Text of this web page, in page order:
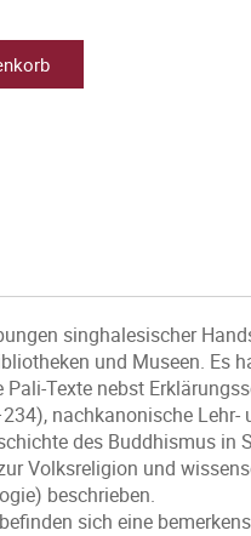
singhalesischer
und Museen. Es
Texte nebst
nachkanonische
des Buddhismus in
Volksreligion und
beschrieben.
sich eine